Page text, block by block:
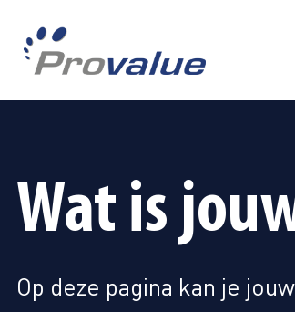
Wat is
Op deze pagina kan je